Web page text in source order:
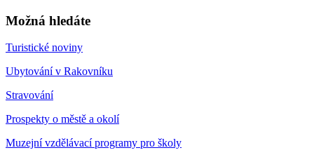
Možná hledáte
Turistické noviny
Ubytování v Rakovníku
Stravování
Prospekty o městě a okolí
Muzejní vzdělávací programy pro školy